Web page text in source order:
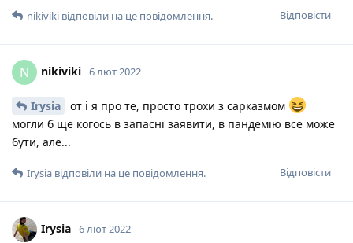
Відповісти
nikiviki відповіли на це повідомлення.
N nikiviki 6 лют 2022
Irysia
от і я про те, просто трохи з сарказмом
могли б ще когось в запасні заявити, в пандемію все може
бути, але...
Відповісти
Irysia відповіли на це повідомлення.
Irysia 6 лют 2022